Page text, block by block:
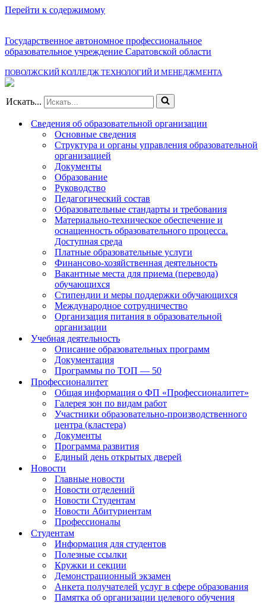
Перейти к содержимому
Государственное автономное профессиональное
образовательное учреждение Саратовской области
ПОВОЛЖСКИЙ КОЛЛЕДЖ ТЕХНОЛОГИЙ И МЕНЕДЖМЕНТА
Искать...
Сведения об образовательной организации
Основные сведения
Структура и органы управления образовательной
организацией
Документы
Образование
Руководство
Педагогический состав
Образовательные стандарты и требования
Материально-техническое обеспечение и
оснащенность образовательного процесса.
Доступная среда
Платные образовательные услуги
Финансово-хозяйственная деятельность
Вакантные места для приема (перевода)
обучающихся
Стипендии и меры поддержки обучающихся
Международное сотрудничество
Организация питания в образовательной
организации
Учебная деятельность
Описание образовательных программ
Документация
Программы по ТОП — 50
Профессионалитет
Общая информация о ФП «Профессионалитет»
Галерея зон по видам работ
Участники образовательно-производственного
центра (кластера)
Документы
Программа развития
Единый день открытых дверей
Новости
Главные новости
Новости отделений
Новости Студентам
Новости Абитуриентам
Профессионалы
Студентам
Информация для студентов
Полезные ссылки
Кружки и секции
Демонстрационный экзамен
Анкета получателей услуг в сфере образования
Памятка об организации целевого обучения